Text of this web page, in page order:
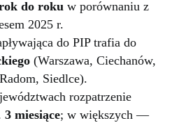
do roku w porównaniu z
2025 r.
do PIP trafia do
(Warszawa, Ciechanów,
Siedlce).
rozpatrzenie
3 miesiące; w większych —